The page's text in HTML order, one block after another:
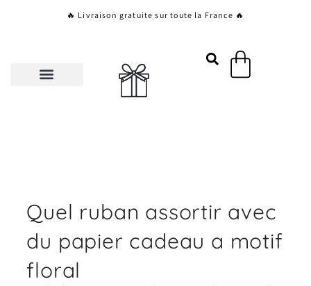
🔥 Livraison gratuite sur toute la France 🔥
Panier
Quel ruban assortir avec
du papier cadeau a motif
floral